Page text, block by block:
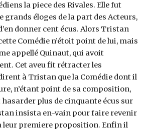
la piece des Rivales. Elle fut
grands éloges de la part des Acteurs,
donner cent écus. Alors Tristan
Comédie n’étoit point de lui, mais
appellé Quinaut, qui avoit
Cet aveu fit rétracter les
à Tristan que la Comédie dont il
n’étant point de sa composition,
plus de cinquante écus sur
insista en-vain pour faire revenir
leur premiere proposition. Enfin il